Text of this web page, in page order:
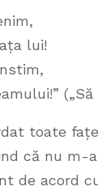
lui!
toate
că nu
de acord